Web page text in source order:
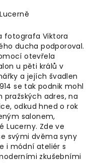
fotografa Viktora
ducha podporoval.
otevřela
u pěti králů v
a jejích švadlen
se tak podnik mohl
adres, na
odkud hned o rok
salonem,
Lucerny. Zde ve
svými dvěma syny
i módní ateliér s
zkušebními